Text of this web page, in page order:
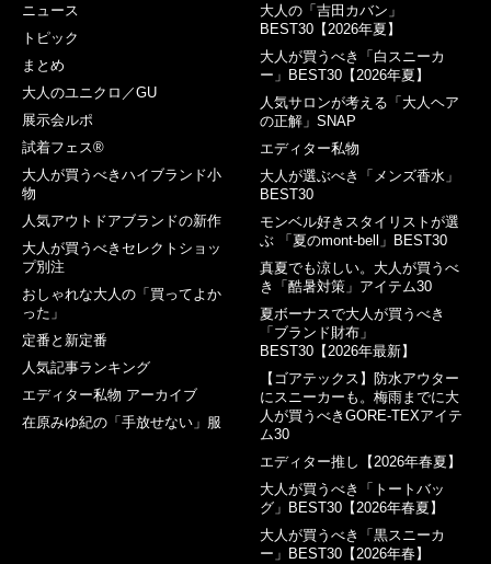
ニュース
トピック
まとめ
大人のユニクロ／GU
展示会ルポ
試着フェス®︎
大人が買うべきハイブランド小
物
人気アウトドアブランドの新作
大人が買うべきセレクトショッ
プ別注
おしゃれな大人の「買ってよか
った」
定番と新定番
人気記事ランキング
エディター私物 アーカイブ
在原みゆ紀の「手放せない」服
大人の「吉田カバン」
BEST30【2026年夏】
大人が買うべき「白スニーカ
ー」BEST30【2026年夏】
人気サロンが考える「大人ヘア
の正解」SNAP
エディター私物
大人が選ぶべき「メンズ香水」
BEST30
モンベル好きスタイリストが選
ぶ 「夏のmont-bell」BEST30
真夏でも涼しい。大人が買うべ
き「酷暑対策」アイテム30
夏ボーナスで大人が買うべき
「ブランド財布」
BEST30【2026年最新】
【ゴアテックス】防水アウター
にスニーカーも。梅雨までに大
人が買うべきGORE-TEXアイテ
ム30
エディター推し【2026年春夏】
大人が買うべき「トートバッ
グ」BEST30【2026年春夏】
大人が買うべき「黒スニーカ
ー」BEST30【2026年春】